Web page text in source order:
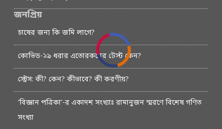
জনপ্রিয়
চাষের জন্য কি জমি লাগে?
কোভিড-১৯ ধরার এতোরকমের টেস্ট কেন?
স্ট্রেস: কী? কেন? কীভাবে? কী করণীয়?
‘বিজ্ঞান পত্রিকা’-র একাদশ সংখ্যাঃ রামানুজন স্মরণে বিশেষ গণিত
সংখ্যা